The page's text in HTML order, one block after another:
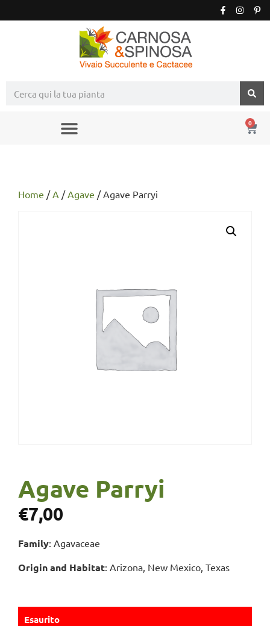
0
Home /A /Agave / Agave Parryi
Agave Parryi
€7,00
Family: Agavaceae
Origin and Habitat: Arizona, New Mexico, Texas
Esaurito